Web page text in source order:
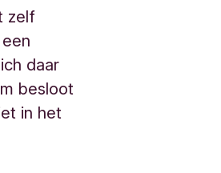
zelf
daar
besloot
in het